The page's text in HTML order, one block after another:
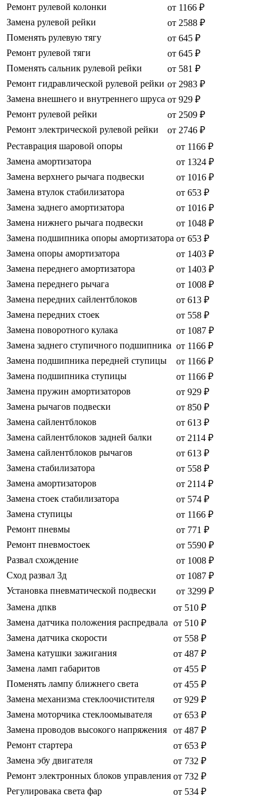
Ремонт рулевой колонки
от 1166 ₽
Замена рулевой рейки
от 2588 ₽
Поменять рулевую тягу
от 645 ₽
Ремонт рулевой тяги
от 645 ₽
Поменять сальник рулевой рейки
от 581 ₽
Ремонт гидравлической рулевой рейки от 2983 ₽
Замена внешнего и внутреннего шруса от 929 ₽
Ремонт рулевой рейки
от 2509 ₽
Ремонт электрической рулевой рейки
от 2746 ₽
Реставрация шаровой опоры
от 1166 ₽
Замена амортизатора
от 1324 ₽
Замена верхнего рычага подвески
от 1016 ₽
Замена втулок стабилизатора
от 653 ₽
Замена заднего амортизатора
от 1016 ₽
Замена нижнего рычага подвески
от 1048 ₽
Замена подшипника опоры амортизатора от 653 ₽
Замена опоры амортизатора
от 1403 ₽
Замена переднего амортизатора
от 1403 ₽
Замена переднего рычага
от 1008 ₽
Замена передних сайлентблоков
от 613 ₽
Замена передних стоек
от 558 ₽
Замена поворотного кулака
от 1087 ₽
Замена заднего ступичного подшипника от 1166 ₽
Замена подшипника передней ступицы
от 1166 ₽
Замена подшипника ступицы
от 1166 ₽
Замена пружин амортизаторов
от 929 ₽
Замена рычагов подвески
от 850 ₽
Замена сайлентблоков
от 613 ₽
Замена сайлентблоков задней балки
от 2114 ₽
Замена сайлентблоков рычагов
от 613 ₽
Замена стабилизатора
от 558 ₽
Замена амортизаторов
от 2114 ₽
Замена стоек стабилизатора
от 574 ₽
Замена ступицы
от 1166 ₽
Ремонт пневмы
от 771 ₽
Ремонт пневмостоек
от 5590 ₽
Развал схождение
от 1008 ₽
Сход развал 3д
от 1087 ₽
Установка пневматической подвески
от 3299 ₽
Замена дпкв
от 510 ₽
Замена датчика положения распредвала от 510 ₽
Замена датчика скорости
от 558 ₽
Замена катушки зажигания
от 487 ₽
Замена ламп габаритов
от 455 ₽
Поменять лампу ближнего света
от 455 ₽
Замена механизма стеклоочистителя
от 929 ₽
Замена моторчика стеклоомывателя
от 653 ₽
Замена проводов высокого напряжения
от 487 ₽
Ремонт стартера
от 653 ₽
Замена эбу двигателя
от 732 ₽
Ремонт электронных блоков управления от 732 ₽
Регулировака света фар
от 534 ₽